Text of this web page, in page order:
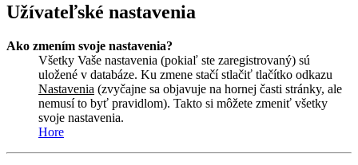
Užívateľské nastavenia
Ako zmením svoje nastavenia?
Všetky Vaše nastavenia (pokiaľ ste zaregistrovaný) sú
uložené v databáze. Ku zmene stačí stlačiť tlačítko odkazu
Nastavenia (zvyčajne sa objavuje na hornej časti stránky, ale
nemusí to byť pravidlom). Takto si môžete zmeniť všetky
svoje nastavenia.
Hore